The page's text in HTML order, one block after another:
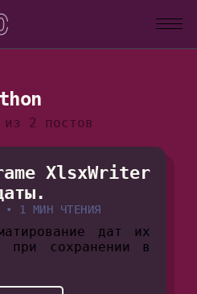
из 2 постов
XlsxWriter
• 1 МИН ЧТЕНИЯ
дат их
при сохранении в